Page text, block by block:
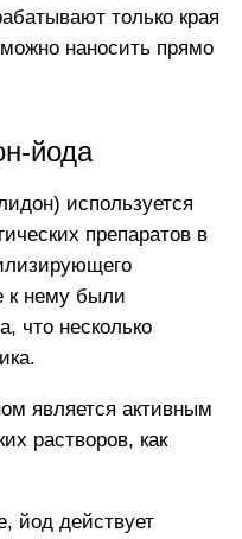
только края
наносить прямо
йода
используется
препаратов в
к нему были
что несколько
является активным
растворов, как
йод действует